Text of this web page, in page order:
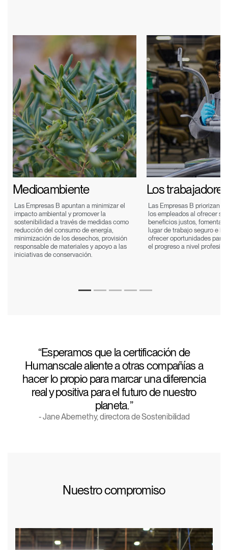
SIGN IN WITH SSO
Medioambiente
Las Empresas B apuntan a minimizar el
impacto ambiental y promover la
sostenibilidad a través de medidas como
reducción del consumo de energía,
minimización de los desechos, provisión
responsable de materiales y apoyo a las
iniciativas de conservación.
Los trabajadores
Las Empresas B priorizan
los empleados al ofrecer
beneficios justos, fomentar
lugar de trabajo seguro e
ofrecer oportunidades para
el progreso a nivel
Esperamos que la certificación de
Humanscale aliente a otras compañías a
hacer lo propio para marcar una diferencia
real y positiva para el futuro de nuestro
planeta.
- Jane Abernethy, directora de Sostenibilidad
Nuestro compromiso